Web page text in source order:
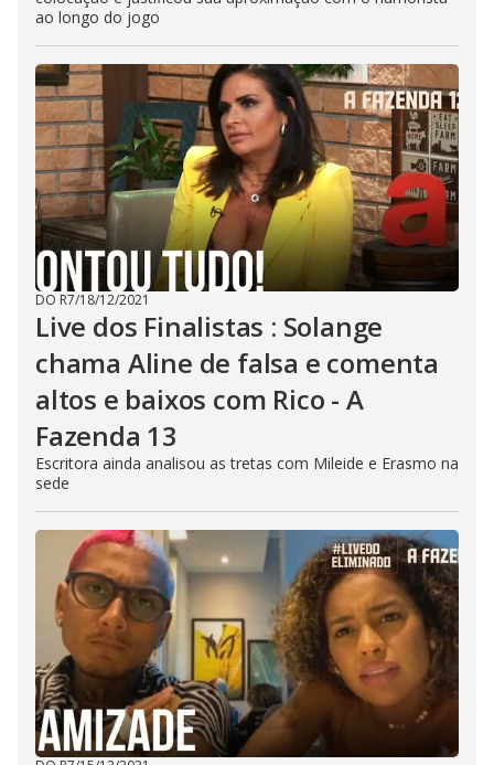
ao longo do jogo
DO R7/18/12/2021
Live dos Finalistas : Solange
chama Aline de falsa e comenta
altos e baixos com Rico - A
Fazenda 13
Escritora ainda analisou as tretas com Mileide e Erasmo na
sede